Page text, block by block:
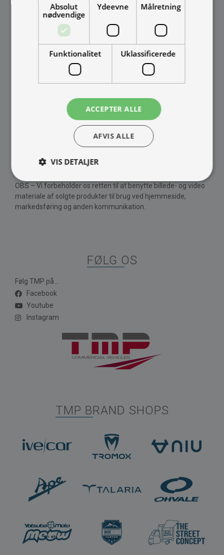
09:00 - 15:30
Weekend
INFORMATION
Privatlivspolitik
OBS – Vi forbeholder os retten til at benytte billede- og video
materiale af solgte produkter til brug ved hjemmeside,
markedsføring og anden kommunikation.
FØLG OS
Følg TMP på...
Facebook
Youtube
Instagram
TMP BRAND SHOPS
Absolut
nødvendige
Ydeevne Målretning
Funktionalitet Uklassificerede
ACCEPTER ALLE
AFVIS ALLE
VIS DETALJER